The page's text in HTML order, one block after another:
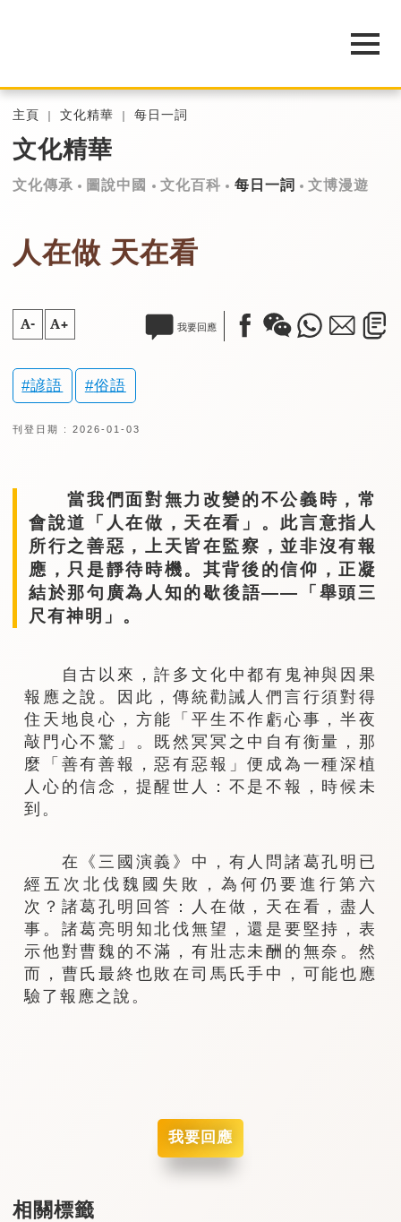
主頁 文化精華 每日一詞
文化精華
文化傳承 圖說中國 文化百科 每日一詞 文博漫遊
人在做 天在看
A- A+ 我要回應
諺語 俗語
刊登日期 : 2026-01-03
當我們面對無力改變的不公義時，常
會說道「人在做，天在看」。此言意指人
所行之善惡，上天皆在監察，並非沒有報
應，只是靜待時機。其背後的信仰，正凝
結於那句廣為人知的歇後語——「舉頭三
尺有神明」。
自古以來，許多文化中都有鬼神與因果
報應之說。因此，傳統勸誡人們言行須對得
住天地良心，方能「平生不作虧心事，半夜
敲門心不驚」。既然冥冥之中自有衡量，那
麼「善有善報，惡有惡報」便成為一種深植
人心的信念，提醒世人：不是不報，時候未
到。
在《三國演義》中，有人問諸葛孔明已
經五次北伐魏國失敗，為何仍要進行第六
次？諸葛孔明回答：人在做，天在看，盡人
事。諸葛亮明知北伐無望，還是要堅持，表
示他對曹魏的不滿，有壯志未酬的無奈。然
而，曹氏最終也敗在司馬氏手中，可能也應
驗了報應之說。
我要回應
相關標籤